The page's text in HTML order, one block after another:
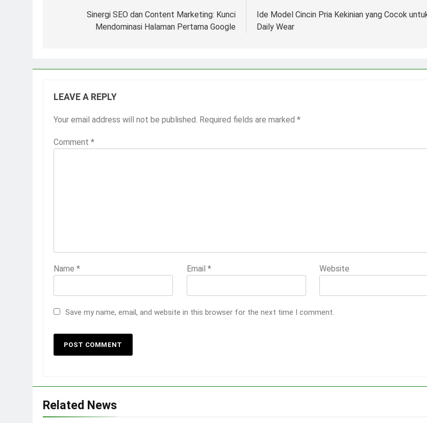
navigationSinergi SEO dan Content Marketing: Kunci
Mendominasi Halaman Pertama Google
Ide Model Cincin Pria Kekinian yang Cocok
Daily Wear
LEAVE A REPLY
Your email address will not be published. Required fields are marked *
Comment *
Name * Email * Website
Save my name, email, and website in this browser for the next time I comment.
Related News